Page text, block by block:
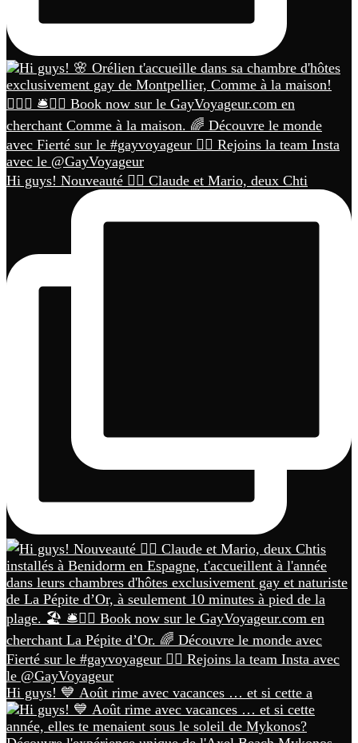
Hi guys! Nouveauté 🏳️‍🌈 Claude et Mario, deux Chti
Hi guys! 💙 Août rime avec vacances … et si cette a